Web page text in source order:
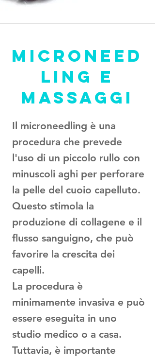
MICRONEED
LING E
MASSAGGI
Il microneedling è una
procedura che prevede
l'uso di un piccolo rullo con
minuscoli aghi per perforare
la pelle del cuoio capelluto.
Questo stimola la
produzione di collagene e il
flusso sanguigno, che può
favorire la crescita dei
capelli.
La procedura è
minimamente invasiva e può
essere eseguita in uno
studio medico o a casa.
Tuttavia, è importante